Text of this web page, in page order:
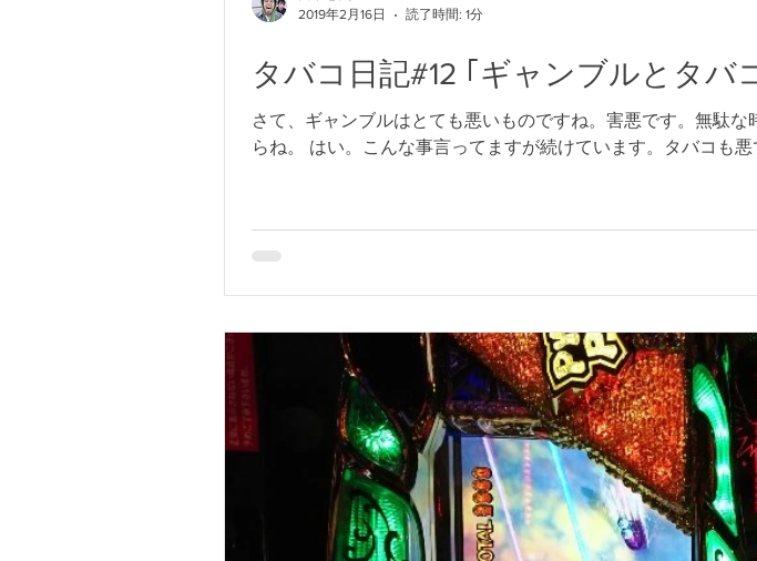
タバコ日記#12 ｢ギャンブルとタバ
さて、ギャンブルはとても悪いものですね。害悪です。無駄
らね。 はい。こんな事言ってますが続けています。タバコも
2019年2月16日
読了時間: 1分